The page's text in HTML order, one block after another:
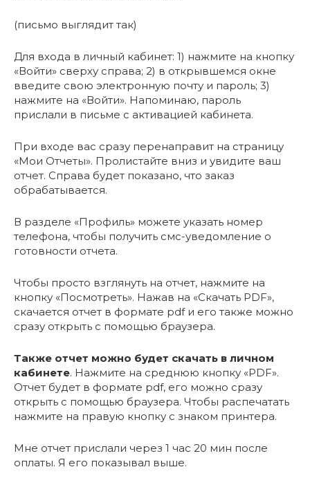
(письмо выглядит так)
Для входа в личный кабинет: 1) нажмите на кнопку
«Войти» сверху справа; 2) в открывшемся окне
введите свою электронную почту и пароль; 3)
нажмите на «Войти». Напоминаю, пароль
прислали в письме с активацией кабинета.
При входе вас сразу перенаправит на страницу
«Мои Отчеты». Пролистайте вниз и увидите ваш
отчет. Справа будет показано, что заказ
обрабатывается.
В разделе «Профиль» можете указать номер
телефона, чтобы получить смс-уведомление о
готовности отчета.
Чтобы просто взглянуть на отчет, нажмите на
кнопку «Посмотреть». Нажав на «Скачать PDF»,
скачается отчет в формате pdf и его также можно
сразу открыть с помощью браузера.
Также отчет можно будет скачать в личном
кабинете. Нажмите на среднюю кнопку «PDF».
Отчет будет в формате pdf, его можно сразу
открыть с помощью браузера. Чтобы распечатать
нажмите на правую кнопку с знаком принтера.
Мне отчет прислали через 1 час 20 мин после
оплаты. Я его показывал выше.